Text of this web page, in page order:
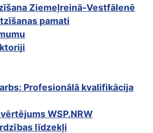
Ziemeļreinā-Vestfālenē
pamati
Profesionālā kvalifikācija
WSP.NRW
līdzekļi